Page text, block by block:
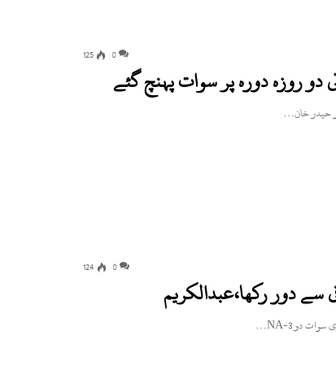
0
125
روزہ دورہ پر سوات پہنچ گئے
0
124